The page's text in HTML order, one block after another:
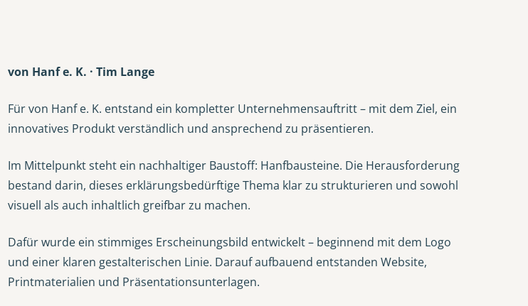
von Hanf e. K. · Tim Lange
Für von Hanf e. K. entstand ein kompletter Unternehmensauftritt – mit dem Ziel, ein
innovatives Produkt verständlich und ansprechend zu präsentieren.
Im Mittelpunkt steht ein nachhaltiger Baustoff: Hanfbausteine. Die Herausforderung
bestand darin, dieses erklärungsbedürftige Thema klar zu strukturieren und sowohl
visuell als auch inhaltlich greifbar zu machen.
Dafür wurde ein stimmiges Erscheinungsbild entwickelt – beginnend mit dem Logo
und einer klaren gestalterischen Linie. Darauf aufbauend entstanden Website,
Printmaterialien und Präsentationsunterlagen.